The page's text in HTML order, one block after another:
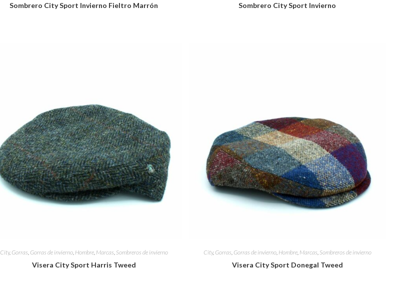
Sombrero City Sport Invierno Fieltro Marrón Sombrero City Sport Invierno
City, Gorras, Gorras de invierno, Hombre, Marcas, Sombreros de invierno
Visera City Sport Harris Tweed
City, Gorras, Gorras de invierno, Hombre, Marcas, Sombreros de invierno
Visera City Sport Donegal Tweed